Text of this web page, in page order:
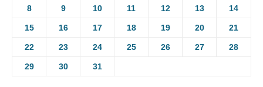
8 9 10 11 12 13 14
15 16 17 18 19 20 21
22 23 24 25 26 27 28
29 30 31